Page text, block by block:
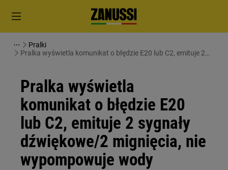
Pralki
Pralka wyświetla komunikat o błędzie E20 lub C2, emituje 2
Pralka wyświetla
komunikat o błędzie E20
lub C2, emituje 2 sygnały
dźwiękowe/2 mignięcia, nie
wypompowuje wody